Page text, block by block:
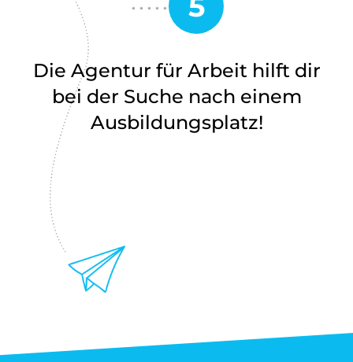
Die Agentur für Arbeit hilft dir
bei der Suche nach einem
Ausbildungsplatz!